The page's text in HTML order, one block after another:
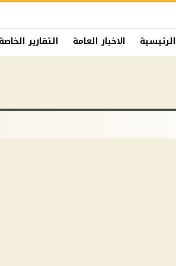
الرئيسية الاخبار العامة التقارير الخاصة